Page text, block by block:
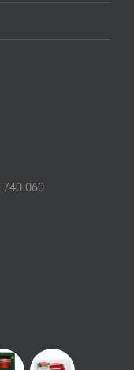
740 060